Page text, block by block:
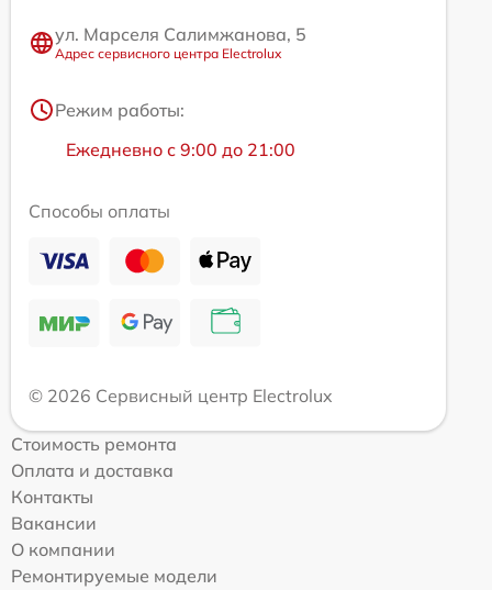
ул. Марселя Салимжанова, 5
Адрес сервисного центра Electrolux
Режим работы:
Ежедневно с 9:00 до 21:00
Способы оплаты
© 2026 Сервисный центр Electrolux
Стоимость ремонта
Оплата и доставка
Контакты
Вакансии
О компании
Ремонтируемые модели